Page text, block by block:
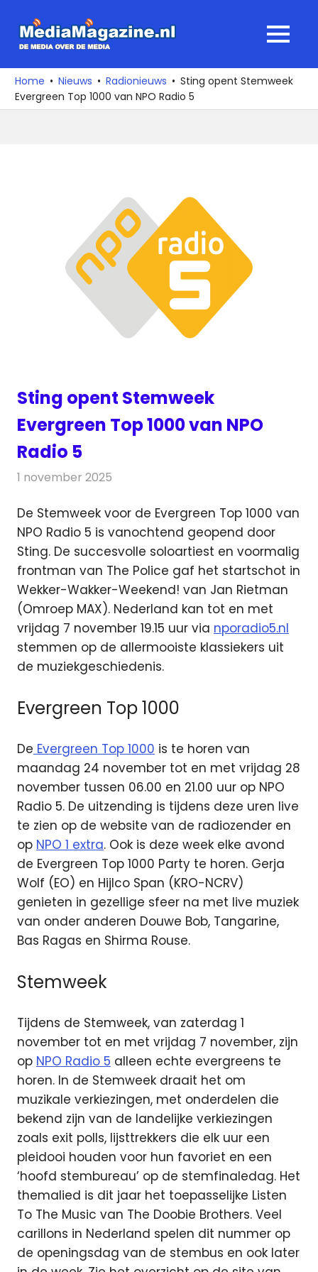
naar
media
over
de
MENU
Home Nieuws Radionieuws
Sting opent Stemweek
Evergreen Top 1000 van NPO Radio 5
Sting opent Stemweek
Evergreen Top 1000 van NPO
Radio 5
1 november 2025
De Stemweek voor de Evergreen Top 1000 van
NPO Radio 5 is vanochtend geopend door
Sting. De succesvolle soloartiest en voormalig
frontman van The Police gaf het startschot in
Wekker-Wakker-Weekend! van Jan Rietman
(Omroep MAX). Nederland kan tot en met
vrijdag 7 november 19.15 uur via nporadio5.nl
stemmen op de allermooiste klassiekers uit
de muziekgeschiedenis.
Evergreen Top 1000
De Evergreen Top 1000 is te horen van
maandag 24 november tot en met vrijdag 28
november tussen 06.00 en 21.00 uur op NPO
Radio 5. De uitzending is tijdens deze uren live
te zien op de website van de radiozender en
op NPO 1 extra. Ook is deze week elke avond
de Evergreen Top 1000 Party te horen. Gerja
Wolf (EO) en Hijlco Span (KRO-NCRV)
genieten in gezellige sfeer na met live muziek
van onder anderen Douwe Bob, Tangarine,
Bas Ragas en Shirma Rouse.
Stemweek
Tijdens de Stemweek, van zaterdag 1
november tot en met vrijdag 7 november, zijn
op NPO Radio 5 alleen echte evergreens te
horen. In de Stemweek draait het om
muzikale verkiezingen, met onderdelen die
bekend zijn van de landelijke verkiezingen
zoals exit polls, lijsttrekkers die elk uur een
pleidooi houden voor hun favoriet en een
‘hoofd stembureau’ op de stemfinaledag. Het
themalied is dit jaar het toepasselijke Listen
To The Music van The Doobie Brothers. Veel
carillons in Nederland spelen dit nummer op
de openingsdag van de stembus en ook later